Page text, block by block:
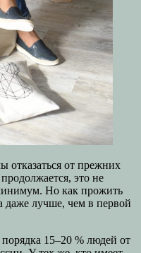
отказаться от прежних
это не
Но как прожить
даже лучше, чем в первой
15–20 % людей от